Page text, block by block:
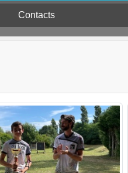
Contacts